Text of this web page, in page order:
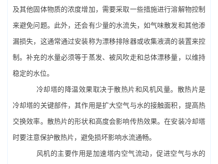
及其他固体物质的浓度增加，需要采取一些措施进行溶解物控制
来避免问题。此外，还会有少量的水流失，如气味散发和其他渗
漏损失，这通常通过安装称为漂移排除器或收集液滴的装置来控
制。补充的水量必须等于蒸发、被风吹走和总体漂移量，以维持
稳定的水位。
冷却塔的降温效果取决于散热片和风机风量。散热片是
冷却塔的关键部件，其作用是扩大空气与水的接触面积，提高热
交换效率。散热片的形状和高度会影响传热效果。在安装冷却塔
时要注意保护散热片，避免损坏影响水流通畅。
风机的主要作用是加速塔内空气流动，促进空气与水的